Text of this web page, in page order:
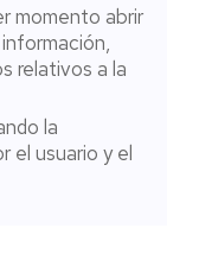
momento abrir
relativos a la
la
el usuario y el